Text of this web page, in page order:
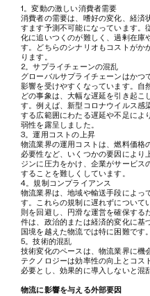
1。変動の激しい消費者需要
消費者の需要は、嗜好の変化、経済
すます予測不可能になっています
化に追いつくのが難しく、過剰在庫
す。どちらのシナリオもコストがか
ります。
2。サプライチェーンの混乱
グローバルサプライチェーンはか
影響を受けやすくなっています。自
どの事象は、大幅な遅延を引き起こ
す。例えば、新型コロナウイルス感
する広範囲にわたる遅延や不足に
弱性を露呈しました。
3。運用コストの上昇
物流業界の運用コストは、燃料価
必要性など、いくつかの要因によ
ジンに圧力をかけ、企業がサービ
することを難しくしています。
4。規制コンプライアンス
物流業界は、地域や輸送手段によっ
す。これらの規制に遅れずについて
則を回避し、円滑な運営を確保す
件は、政治的または経済的変化に基
国境を越えた物流では特に困難です。
5。技術的混乱
技術変化のペースは、物流業界に
テクノロジーは効率性の向上とコス
必要とし、効果的に導入しないと混
物流に影響を与える外部要因